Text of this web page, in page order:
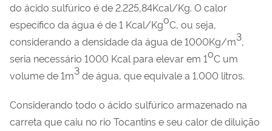
do ácido sulfúrico é de 2.225,84Kcal/Kg. O calor
específico da água é de 1 Kcal/KgoC, ou seja,
considerando a densidade da água de 1000Kg/m3,
seria necessário 1000 Kcal para elevar em 1oC um
volume de 1m3de água, que equivale a 1.000 litros.
Considerando todo o ácido sulfúrico armazenado na
carreta que caiu no rio Tocantins e seu calor de diluição